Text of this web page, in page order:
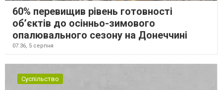
60% перевищив рівень готовності
об’єктів до осінньо-зимового
опалювального сезону на Донеччині
07:36, 5 серпня
Суспільство